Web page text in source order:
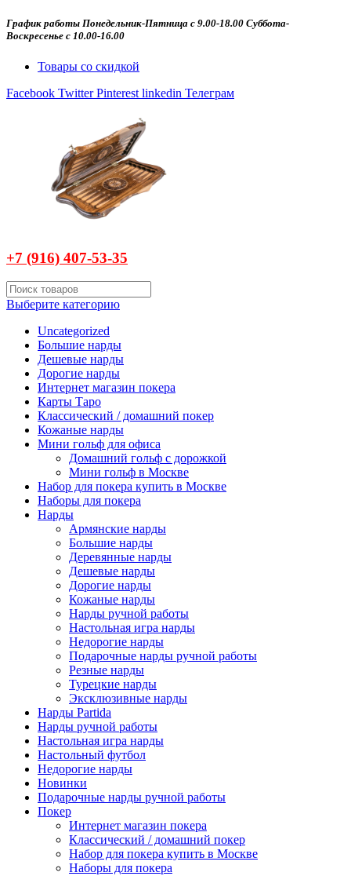
График работы Понедельник-Пятница с 9.00-18.00 Суббота-
Воскресенье с 10.00-16.00
Товары со скидкой
Facebook Twitter Pinterest linkedin Телеграм
+7 (916) 407-53-35
Выберите категорию
Uncategorized
Большие нарды
Дешевые нарды
Дорогие нарды
Интернет магазин покера
Карты Таро
Классический / домашний покер
Кожаные нарды
Мини гольф для офиса
Домашний гольф с дорожкой
Мини гольф в Москве
Набор для покера купить в Москве
Наборы для покера
Нарды
Армянские нарды
Большие нарды
Деревянные нарды
Дешевые нарды
Дорогие нарды
Кожаные нарды
Нарды ручной работы
Настольная игра нарды
Недорогие нарды
Подарочные нарды ручной работы
Резные нарды
Турецкие нарды
Эксклюзивные нарды
Нарды Partida
Нарды ручной работы
Настольная игра нарды
Настольный футбол
Недорогие нарды
Новинки
Подарочные нарды ручной работы
Покер
Интернет магазин покера
Классический / домашний покер
Набор для покера купить в Москве
Наборы для покера